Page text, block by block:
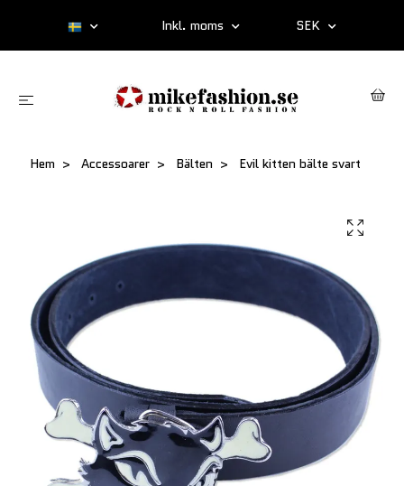
Inkl. moms SEK
Hem Accessoarer Bälten Evil kitten bälte svart